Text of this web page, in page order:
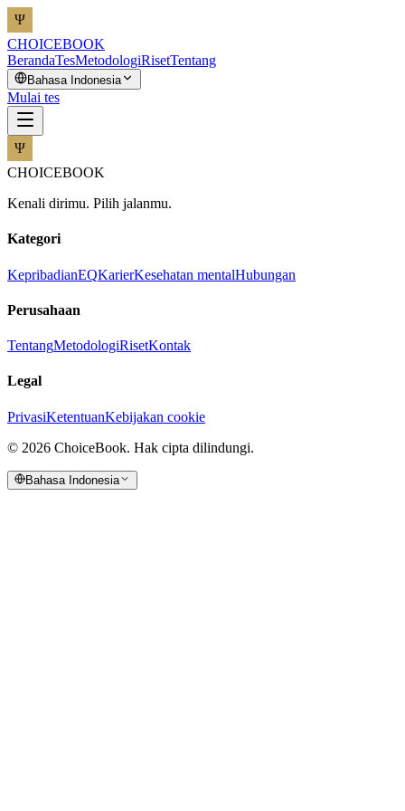
CHOICEBOOK
BerandaTesMetodologiRisetTentang
Bahasa Indonesia
Mulai tes
CHOICEBOOK
Kenali dirimu. Pilih jalanmu.
Kategori
KepribadianEQKarierKesehatan mentalHubungan
Perusahaan
TentangMetodologiRisetKontak
Legal
PrivasiKetentuanKebijakan cookie
© 2026 ChoiceBook. Hak cipta dilindungi.
Bahasa Indonesia